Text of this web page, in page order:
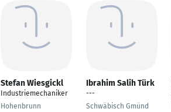
Stefan Wiesgickl
Industriemechaniker
Hohenbrunn
Ibrahim Salih Türk
---
Schwäbisch Gmünd